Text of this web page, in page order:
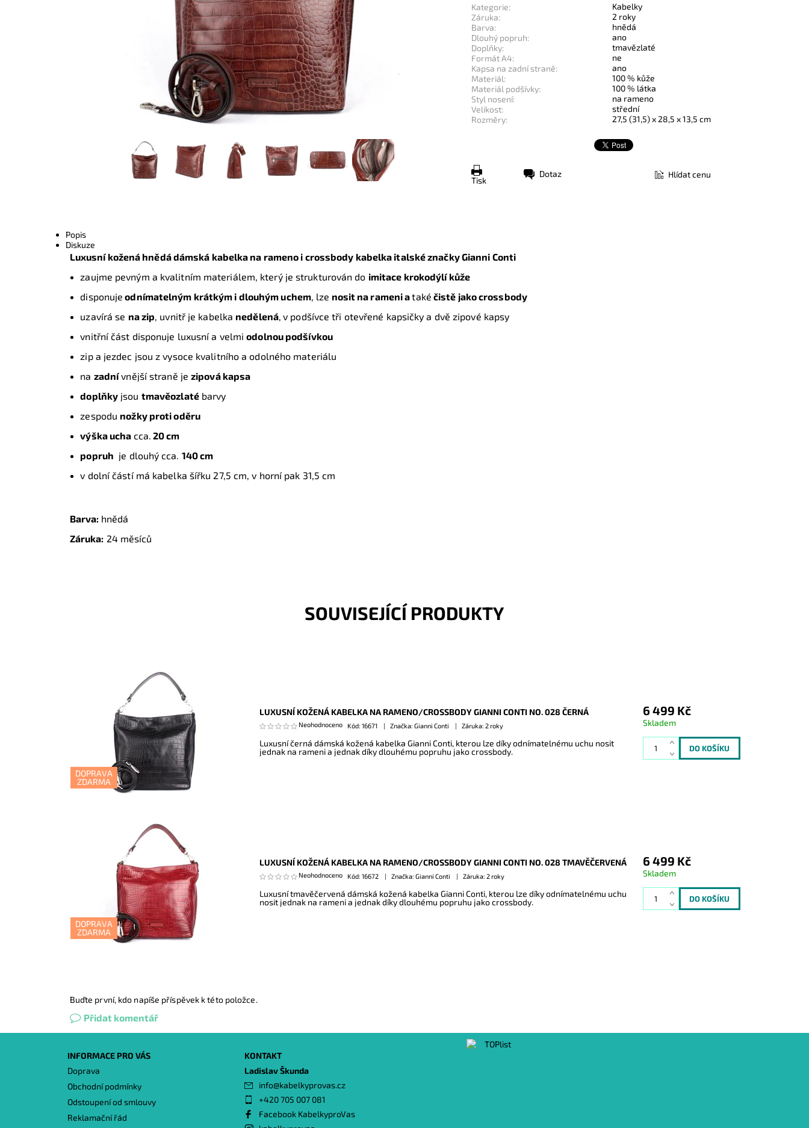
Kategorie:
Kabelky
Záruka:
2 roky
Barva:
hnědá
Dlouhý popruh:
ano
Doplňky:
tmavězlaté
Formát A4:
ne
Kapsa na zadní straně:
ano
Materiál:
100 % kůže
Materiál podšívky:
100 % látka
Styl nosení:
na rameno
Velikost:
střední
Rozměry:
27,5 (31,5) x 28,5 x 13,5 cm
Tisk
Dotaz Hlídat cenu
Popis
Diskuze
Luxusní kožená hnědá dámská kabelka na rameno i crossbody kabelka italské značkyGianni Conti
zaujme pevným a kvalitním materiálem, který je strukturován do imitace krokodýlí kůže
disponuje odnímatelným krátkým i dlouhým uchem , lze nosit na rameni ataké čistě jako crossbody
uzavírá se na zip , uvnitř je kabelka nedělená, v podšívce tři otevřené kapsičky a dvě zipové kapsy
vnitřní část disponuje luxusní a velmiodolnou podšívkou
zip a jezdec jsou z vysoce kvalitního a odolného materiálu
na zadnívnější straně jezipová kapsa
doplňky jsou tmavěozlatébarvy
zespodu nožky proti oděru
výška ucha cca. 20 cm
popruh je dlouhý cca. 140 cm
v dolní částí má kabelka šířku 27,5 cm, v horní pak 31,5 cm
Barva: hnědá
Záruka: 24 měsíců
SOUVISEJÍCÍ PRODUKTY
DOPRAVA
ZDARMA
LUXUSNÍ KOŽENÁ KABELKA NA RAMENO/CROSSBODY GIANNI CONTI NO. 028 ČERNÁ
Neohodnoceno Kód: 16671 Značka: Gianni Conti Záruka: 2 roky
Luxusní černá dámská kožená kabelka Gianni Conti, kterou lze díky odnímatelnému uchu nosit
jednak na rameni a jednak díky dlouhému popruhu jako crossbody.
6 499 Kč
Skladem
DOPRAVA
ZDARMA
LUXUSNÍ KOŽENÁ KABELKA NA RAMENO/CROSSBODY GIANNI CONTI NO. 028 TMAVĚČERVENÁ
Neohodnoceno Kód: 16672 Značka: Gianni Conti Záruka: 2 roky
Luxusní tmavěčervená dámská kožená kabelka Gianni Conti, kterou lze díky odnímatelnému uchu
nosit jednak na rameni a jednak díky dlouhému popruhu jako crossbody.
6 499 Kč
Skladem
Buďte první, kdo napíše příspěvek k této položce.
Přidat komentář
INFORMACE PRO VÁS
Doprava
Obchodní podmínky
Odstoupení od smlouvy
Reklamační řád
KONTAKT
Ladislav Škunda
info@kabelkyprovas.cz
+420 705 007 081
Facebook KabelkyproVas